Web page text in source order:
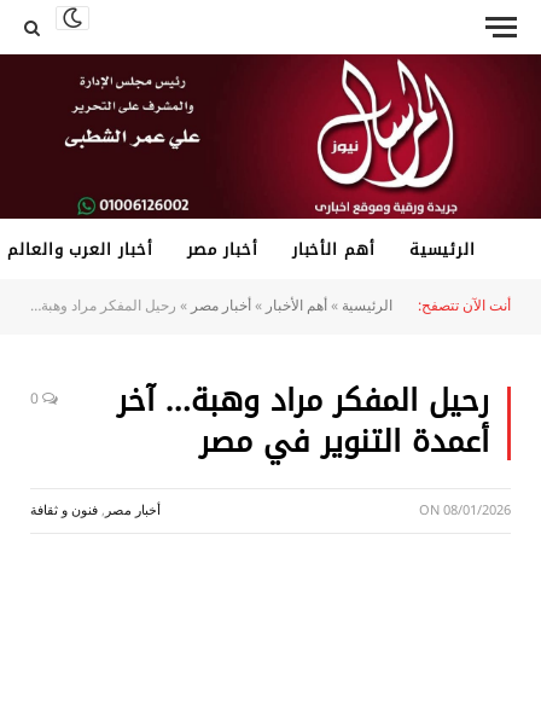
الرئيسية أهم الأخبار أخبار مصر
أخبار العرب والعالم
أنت الآن تتصفح:
الرئيسية»أهم الأخبار»أخبار مصر»رحيل المفكر مراد وهبة… آخر أعمدة التنوير في مصر
رحيل المفكر مراد وهبة… آخر
أعمدة التنوير في مصر
ON08/01/2026 أخبار مصر,فنون و ثقافة